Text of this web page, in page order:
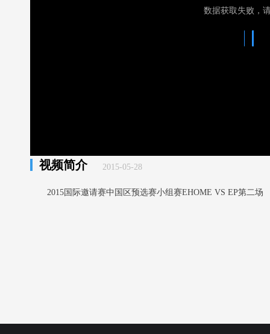
数据获取失败，
视频简介 2015-05-28
2015国际邀请赛中国区预选赛小组赛EHOME VS EP第二场